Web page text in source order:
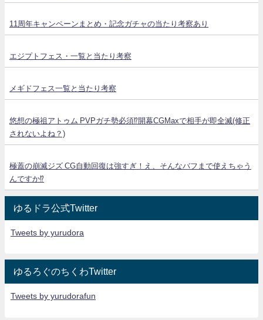
11周年キャンペーンまとめ・記念ガチャの当たり考察あり
エジプトフェス・一覧と当たり考察
メギドフェス一覧と当たり考察
悠想の極祖アトゥム PVPガチ勢必須⁉開幕CGMaxで相手が即全滅(修正
されないよね？)
極蓋の崩滅ジズ CG自動回復は強すぎ！え、そんなバフまで使えちゃう
んですか⁉
ゆるドラ公式Twitter
Tweets by yurudora
ゆるろぐのちくわTwitter
Tweets by yurudorafun